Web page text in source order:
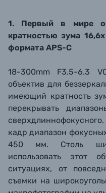
1. Первый в мире
кратностью зума
формата APS-C
18-300mm F3.5-6.3
объектив для
имеющий кратность
перекрывать
кадр диапазон
450 мм. Столь
использовать этот
ситуациях, от
съемки на